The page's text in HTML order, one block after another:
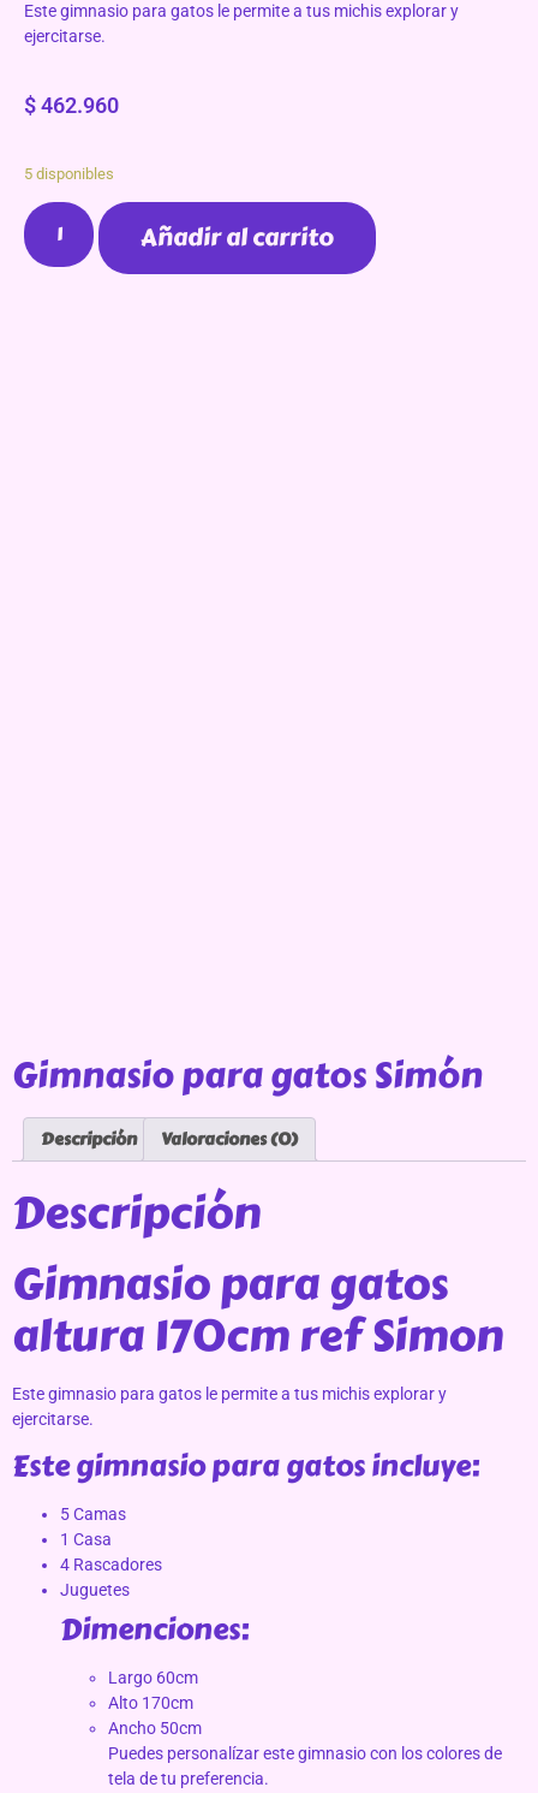
Este gimnasio para gatos le permite a tus michis explorar y
ejercitarse.
$ 462.960
5 disponibles
Añadir al carrito
Gimnasio para gatos Simón
Descripción Valoraciones (0)
Descripción
Gimnasio para gatos
altura 170cm ref Simon
Este gimnasio para gatos le permite a tus michis explorar y
ejercitarse.
Este gimnasio para gatos incluye:
5 Camas
1 Casa
4 Rascadores
Juguetes
Dimenciones:
Largo 60cm
Alto 170cm
Ancho 50cm
Puedes personalízar este gimnasio con los colores de
tela de tu preferencia.